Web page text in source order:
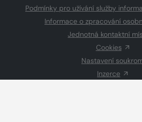
Podmínky pro užívání služby
Informace o zpracování
Jednotná kontaktní
Cookies
Nastavení
Inzerce